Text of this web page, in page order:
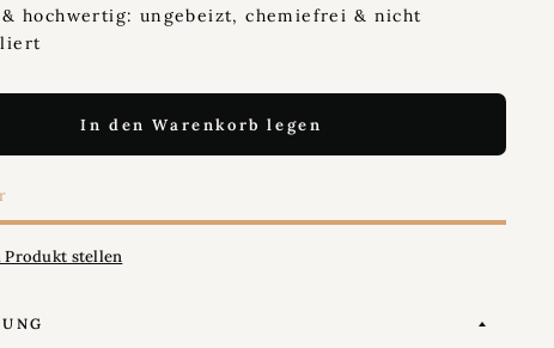
hochwertig: ungebeizt, chemiefrei & nicht
In den Warenkorb legen
Produkt stellen